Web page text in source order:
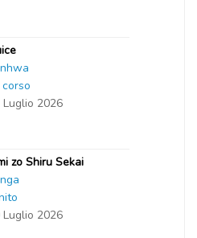
corso
Luglio 2026
zo Shiru Sekai
Luglio 2026